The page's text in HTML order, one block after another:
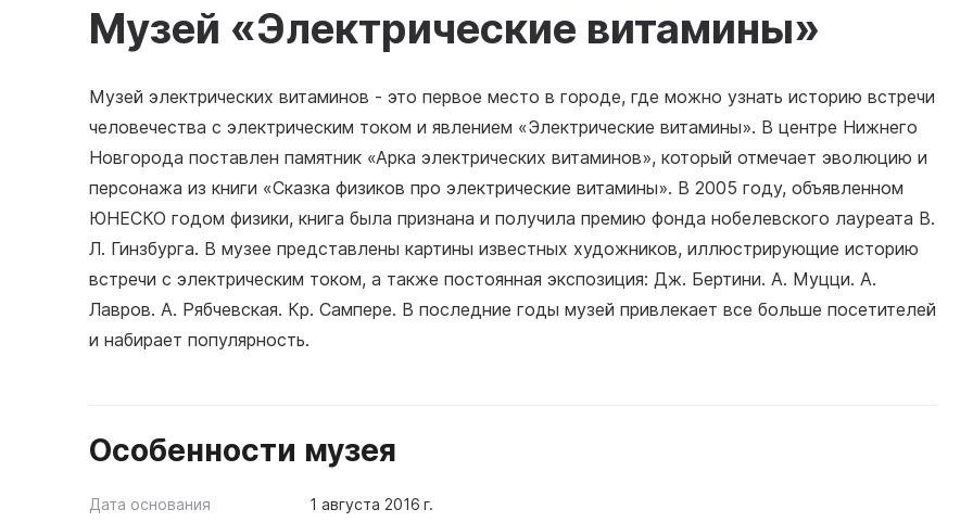
Музей «Электрические витамины»
Музей электрических витаминов - это первое место в городе, где можно узнать историю встречи
человечества с электрическим током и явлением «Электрические витамины». В центре Нижнего
Новгорода поставлен памятник «Арка электрических витаминов», который отмечает эволюцию и
персонажа из книги «Сказка физиков про электрические витамины». В 2005 году, объявленном
ЮНЕСКО годом физики, книга была признана и получила премию фонда нобелевского лауреата В.
Л. Гинзбурга. В музее представлены картины известных художников, иллюстрирующие историю
встречи с электрическим током, а также постоянная экспозиция: Дж. Бертини. А. Муцци. А.
Лавров. А. Рябчевская. Кр. Сампере. В последние годы музей привлекает все больше посетителей
и набирает популярность.
Особенности музея
Дата основания 1 августа 2016 г.